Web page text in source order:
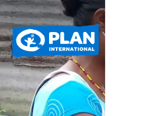
Plan
International